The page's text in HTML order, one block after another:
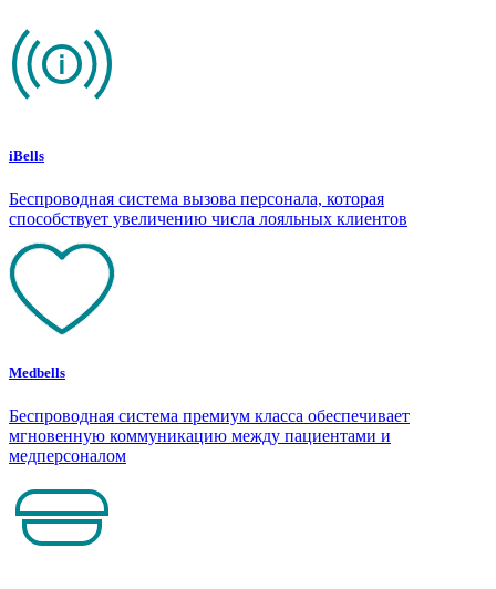
iBells
Беспроводная система вызова персонала, которая
способствует увеличению числа лояльных клиентов
Medbells
Беспроводная система премиум класса обеспечивает
мгновенную коммуникацию между пациентами и
медперсоналом